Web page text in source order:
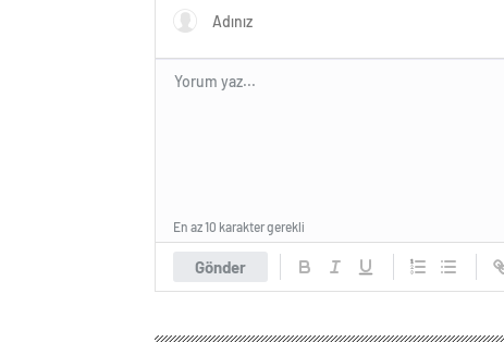
Gönder
En az 10 karakter gerekli